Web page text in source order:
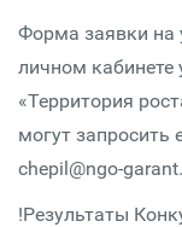
Форма заявки на
личном
«Территория
могут запросить
сhepil@ngo-
!Результаты